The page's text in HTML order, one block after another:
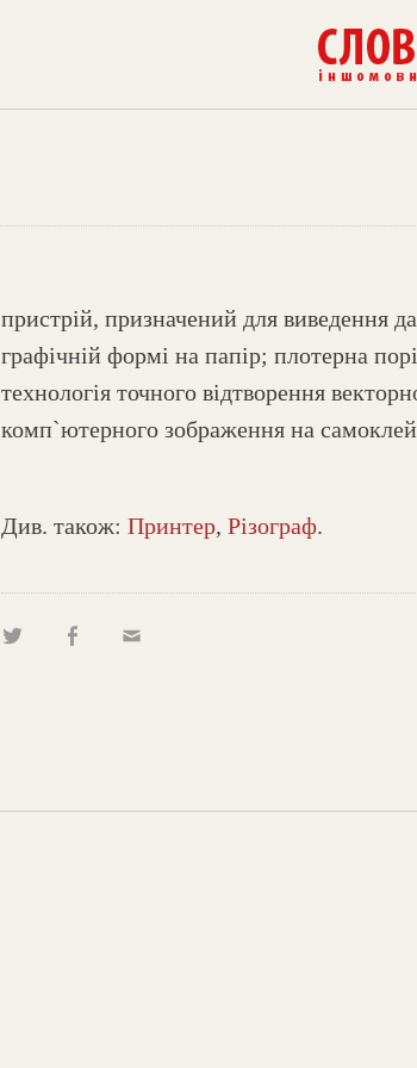
пристрій, призначений для виведення
графічній формі на папір; плотерна
технологія точного відтворення
комп`ютерного зображення на
Див. також: Принтер, Різограф.